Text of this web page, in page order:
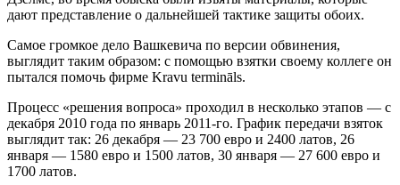
дают представление о дальнейшей тактике защиты обоих.
Самое громкое дело Вашкевича по версии обвинения,
выглядит таким образом: с помощью взятки своему коллеге он
пытался помочь фирме Kravu termināls.
Процесс «решения вопроса» проходил в несколько этапов — с
декабря 2010 года по январь 2011-го. График передачи взяток
выглядит так: 26 декабря — 23 700 евро и 2400 латов, 26
января — 1580 евро и 1500 латов, 30 января — 27 600 евро и
1700 латов.